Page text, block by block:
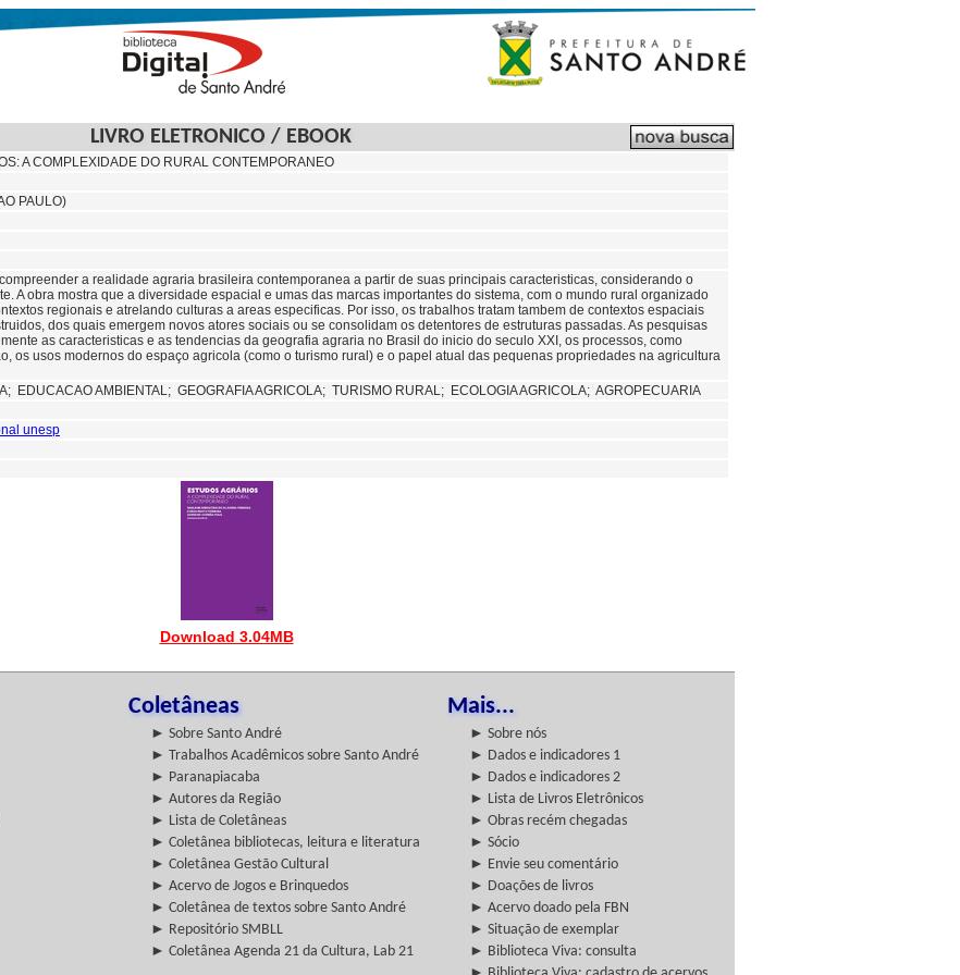
LIVRO ELETRONICO / EBOOK
A COMPLEXIDADE DO RURAL CONTEMPORANEO
PAULO)
a realidade agraria brasileira contemporanea a partir de suas principais caracteristicas, considerando o
A obra mostra que a diversidade espacial e umas das marcas importantes do sistema, com o mundo rural organizado
regionais e atrelando culturas a areas especificas. Por isso, os trabalhos tratam tambem de contextos espaciais
dos quais emergem novos atores sociais ou se consolidam os detentores de estruturas passadas. As pesquisas
as caracteristicas e as tendencias da geografia agraria no Brasil do inicio do seculo XXI, os processos, como
os usos modernos do espaço agricola (como o turismo rural) e o papel atual das pequenas propriedades na agricultura
EDUCACAO AMBIENTAL; GEOGRAFIA AGRICOLA; TURISMO RURAL; ECOLOGIA AGRICOLA; AGROPECUARIA
unesp
Download 3.04MB
Coletâneas Mais...
► Sobre Santo André
► Sobre nós
► Trabalhos Acadêmicos sobre Santo André
► Dados e indicadores 1
► Paranapiacaba
► Dados e indicadores 2
► Autores da Região
► Lista de Livros Eletrônicos
► Lista de Coletâneas
► Obras recém chegadas
► Coletânea bibliotecas, leitura e literatura
► Sócio
► Coletânea Gestão Cultural
► Envie seu comentário
► Acervo de Jogos e Brinquedos
► Doações de livros
► Coletânea de textos sobre Santo André
► Acervo doado pela FBN
► Repositório SMBLL
► Situação de exemplar
► Coletânea Agenda 21 da Cultura, Lab 21
► Biblioteca Viva: consulta